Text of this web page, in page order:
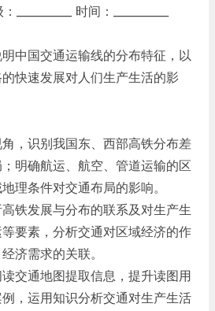
__________ 时间：__________
中国交通运输线的分布特征，以
快速发展对人们生产生活的影
，识别我国东、西部高铁分布差
明确航运、航空、管道运输的区
理条件对交通布局的影响。
铁发展与分布的联系及对生产生
要素，分析交通对区域经济的作
济需求的关联。
交通地图提取信息，提升读图用
，运用知识分析交通对生产生活